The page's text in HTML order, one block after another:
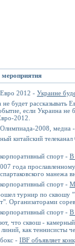
2012 - Украине
будет рассказывать
если Украина не
2012.
2008, медиа -
китайский
спорт - В
года
манежа
спорт -
турнир по сквошу
Организаторами
спорт - В
что сквош -
как теннисисты
- IBF объявляет